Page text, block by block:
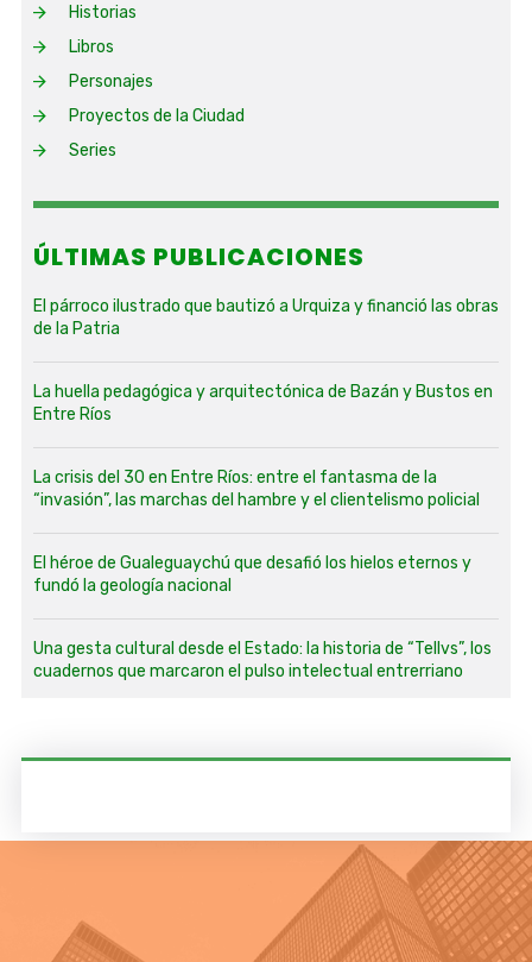
Historias
Libros
Personajes
Proyectos de la Ciudad
Series
ÚLTIMAS PUBLICACIONES
El párroco ilustrado que bautizó a Urquiza y financió las obras
de la Patria
La huella pedagógica y arquitectónica de Bazán y Bustos en
Entre Ríos
La crisis del 30 en Entre Ríos: entre el fantasma de la
“invasión”, las marchas del hambre y el clientelismo policial
El héroe de Gualeguaychú que desafió los hielos eternos y
fundó la geología nacional
Una gesta cultural desde el Estado: la historia de “Tellvs”, los
cuadernos que marcaron el pulso intelectual entrerriano